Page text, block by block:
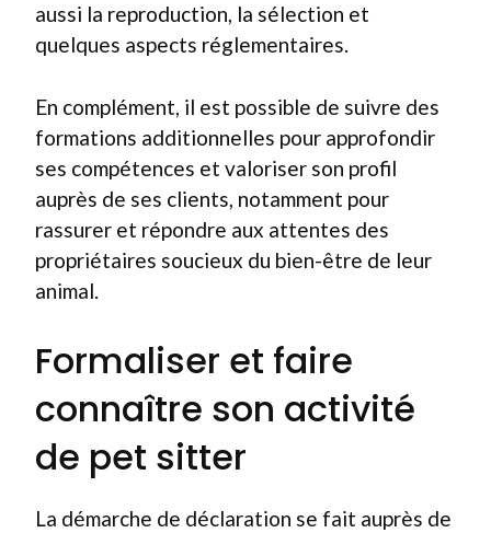
aussi la reproduction, la sélection et
quelques aspects réglementaires.
En complément, il est possible de suivre des
formations additionnelles pour approfondir
ses compétences et valoriser son profil
auprès de ses clients, notamment pour
rassurer et répondre aux attentes des
propriétaires soucieux du bien-être de leur
animal.
Formaliser et faire
connaître son activité
de pet sitter
La démarche de déclaration se fait auprès de